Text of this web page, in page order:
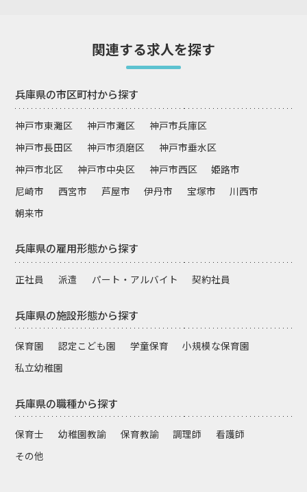
関連する求人を探す
兵庫県の市区町村から探す
神戸市東灘区 神戸市灘区
神戸市兵庫区
神戸市長田区
神戸市須磨区
神戸市垂水区
神戸市北区
神戸市中央区 神戸市西区
姫路市
尼崎市
西宮市 芦屋市 伊丹市 宝塚市
川西市
朝来市
兵庫県の雇用形態から探す
正社員 派遣 パート・アルバイト 契約社員
兵庫県の施設形態から探す
保育園 認定こども園 学童保育
小規模な保育園
私立幼稚園
兵庫県の職種から探す
保育士 幼稚園教諭 保育教諭 調理師
看護師
その他